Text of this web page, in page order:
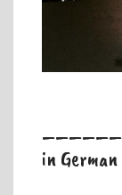
in German